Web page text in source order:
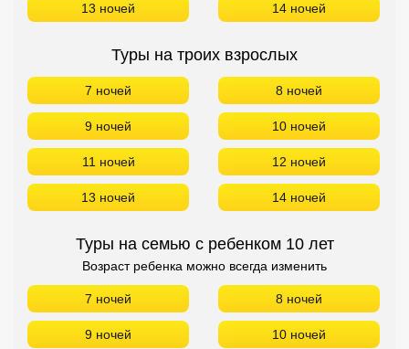
13 ночей 14 ночей
Туры на троих взрослых
7 ночей 8 ночей
9 ночей 10 ночей
11 ночей 12 ночей
13 ночей 14 ночей
Туры на семью с ребенком 10 лет
Возраст ребенка можно всегда изменить
7 ночей 8 ночей
9 ночей 10 ночей